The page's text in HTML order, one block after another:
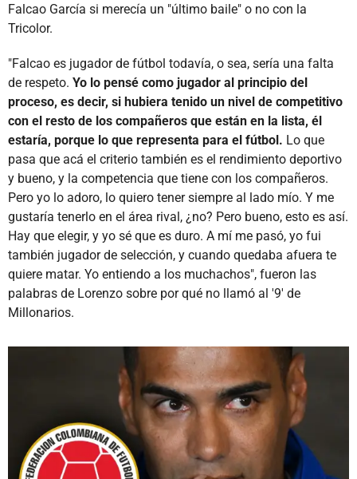
Falcao García si merecía un "último baile" o no con la
Tricolor.
"Falcao es jugador de fútbol todavía, o sea, sería una falta
de respeto. Yo lo pensé como jugador al principio del
proceso, es decir, si hubiera tenido un nivel de competitivo
con el resto de los compañeros que están en la lista, él
estaría, porque lo que representa para el fútbol. Lo que
pasa que acá el criterio también es el rendimiento deportivo
y bueno, y la competencia que tiene con los compañeros.
Pero yo lo adoro, lo quiero tener siempre al lado mío. Y me
gustaría tenerlo en el área rival, ¿no? Pero bueno, esto es así.
Hay que elegir, y yo sé que es duro. A mí me pasó, yo fui
también jugador de selección, y cuando quedaba afuera te
quiere matar. Yo entiendo a los muchachos", fueron las
palabras de Lorenzo sobre por qué no llamó al '9' de
Millonarios.